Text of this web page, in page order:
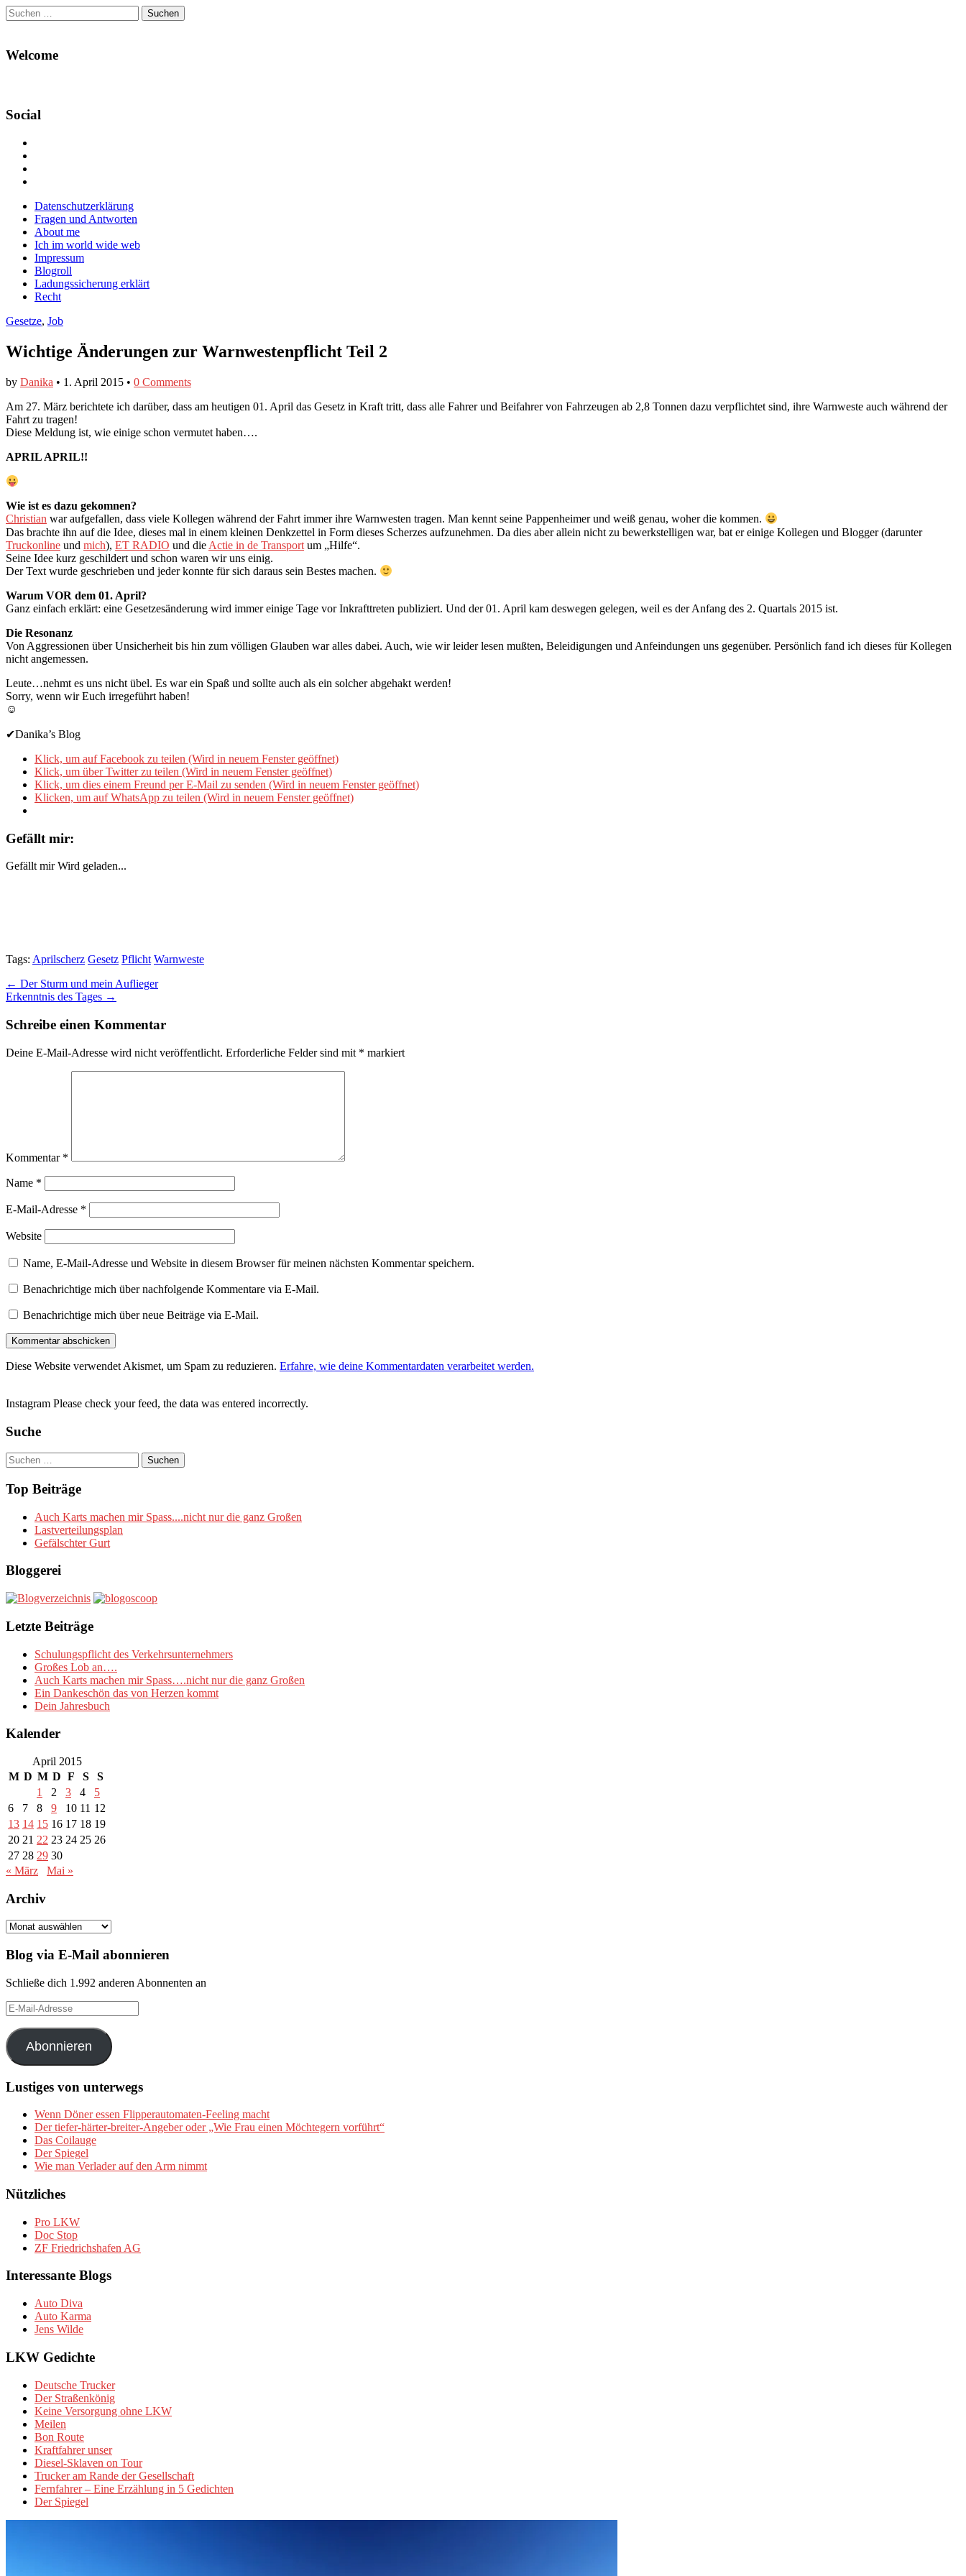
Suchen
nach:
Welcome
Social
Facebook
anzeigen
Twitter
anzeigen
auf
Instagram
anzeigen
Main
menu
Skip
content
Datenschutzerklärung
Fragen und Antworten
About me
Ich im world wide web
Impressum
Blogroll
Ladungssicherung erklärt
Recht
Gesetze, Job
Wichtige Änderungen zur Warnwestenpflicht Teil 2
by Danika • 1. April 2015 • 0 Comments
Am 27. März berichtete ich darüber, dass am heutigen 01. April das Gesetz in Kraft tritt, dass alle Fahrer und Beifahrer von Fahrzeugen ab 2,8 Tonnen dazu verpflichtet sind, ihre Warnweste auch während der
Fahrt zu tragen!
Diese Meldung ist, wie einige schon vermutet haben….
APRIL APRIL!!
Wie ist es dazu gekomnen?
Christian war aufgefallen, dass viele Kollegen während der Fahrt immer ihre Warnwesten tragen. Man kennt seine Pappenheimer und weiß genau, woher die kommen.
Das brachte ihn auf die Idee, dieses mal in einem kleinen Denkzettel in Form dieses Scherzes aufzunehmen. Da dies aber allein nicht zu bewerkstelligen war, bat er einige Kollegen und Blogger (darunter
Truckonline und mich), ET RADIO und die Actie in de Transport um „Hilfe“.
Seine Idee kurz geschildert und schon waren wir uns einig.
Der Text wurde geschrieben und jeder konnte für sich daraus sein Bestes machen.
Warum VOR dem 01. April?
Ganz einfach erklärt: eine Gesetzesänderung wird immer einige Tage vor Inkrafttreten publiziert. Und der 01. April kam deswegen gelegen, weil es der Anfang des 2. Quartals 2015 ist.
Die Resonanz
Von Aggressionen über Unsicherheit bis hin zum völligen Glauben war alles dabei. Auch, wie wir leider lesen mußten, Beleidigungen und Anfeindungen uns gegenüber. Persönlich fand ich dieses für Kollegen
nicht angemessen.
Leute…nehmt es uns nicht übel. Es war ein Spaß und sollte auch als ein solcher abgehakt werden!
Sorry, wenn wir Euch irregeführt haben!
☺
✔Danika’s Blog
Klick, um auf Facebook zu teilen (Wird in neuem Fenster geöffnet)
Klick, um über Twitter zu teilen (Wird in neuem Fenster geöffnet)
Klick, um dies einem Freund per E-Mail zu senden (Wird in neuem Fenster geöffnet)
Klicken, um auf WhatsApp zu teilen (Wird in neuem Fenster geöffnet)
Gefällt mir:
Gefällt mir Wird geladen...
Tags: Aprilscherz Gesetz Pflicht Warnweste
Post
navigation
← Der Sturm und mein Auflieger
Erkenntnis des Tages →
Schreibe einen Kommentar
Deine E-Mail-Adresse wird nicht veröffentlicht. Erforderliche Felder sind mit * markiert
Kommentar *
Name *
E-Mail-Adresse *
Website
Name, E-Mail-Adresse und Website in diesem Browser für meinen nächsten Kommentar speichern.
Benachrichtige mich über nachfolgende Kommentare via E-Mail.
Benachrichtige mich über neue Beiträge via E-Mail.
Diese Website verwendet Akismet, um Spam zu reduzieren. Erfahre, wie deine Kommentardaten verarbeitet werden.
Instagram Please check your feed, the data was entered incorrectly.
Suche
Suchen
nach:
Top Beiträge
Auch Karts machen mir Spass....nicht nur die ganz Großen
Lastverteilungsplan
Gefälschter Gurt
Bloggerei
Letzte Beiträge
Schulungspflicht des Verkehrsunternehmers
Großes Lob an….
Auch Karts machen mir Spass….nicht nur die ganz Großen
Ein Dankeschön das von Herzen kommt
Dein Jahresbuch
Kalender
April 2015
M D M D F S
S
1
2 3 4
5
6
7 8 9 10 11 12
13 14 15 16 17 18 19
20 21 22 23 24 25 26
27 28 29 30
« März
Mai »
Archiv
Archiv
Blog via E-Mail abonnieren
Schließe dich 1.992 anderen Abonnenten an
E-
Mail-
Adresse
Abonnieren
Lustiges von unterwegs
Wenn Döner essen Flipperautomaten-Feeling macht
Der tiefer-härter-breiter-Angeber oder „Wie Frau einen Möchtegern vorführt“
Das Coilauge
Der Spiegel
Wie man Verlader auf den Arm nimmt
Nützliches
Pro LKW
Doc Stop
ZF Friedrichshafen AG
Interessante Blogs
Auto Diva
Auto Karma
Jens Wilde
LKW Gedichte
Deutsche Trucker
Der Straßenkönig
Keine Versorgung ohne LKW
Meilen
Bon Route
Kraftfahrer unser
Diesel-Sklaven on Tour
Trucker am Rande der Gesellschaft
Fernfahrer – Eine Erzählung in 5 Gedichten
Der Spiegel